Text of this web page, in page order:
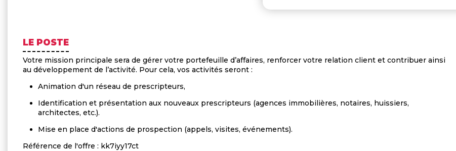
LE POSTE
Votre mission principale sera de gérer votre portefeuille d’affaires, renforcer votre relation client et contribuer ainsi
au développement de l’activité. Pour cela, vos activités seront :
Animation d'un réseau de prescripteurs,
Identification et présentation aux nouveaux prescripteurs (agences immobilières, notaires, huissiers,
architectes, etc.).
Mise en place d'actions de prospection (appels, visites, événements).
Référence de l'offre : kk7iyy17ct